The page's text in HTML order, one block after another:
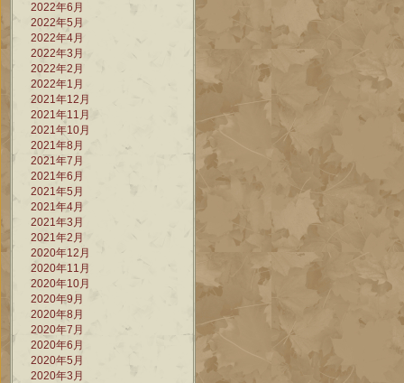
2022年6月
2022年5月
2022年4月
2022年3月
2022年2月
2022年1月
2021年12月
2021年11月
2021年10月
2021年8月
2021年7月
2021年6月
2021年5月
2021年4月
2021年3月
2021年2月
2020年12月
2020年11月
2020年10月
2020年9月
2020年8月
2020年7月
2020年6月
2020年5月
2020年3月